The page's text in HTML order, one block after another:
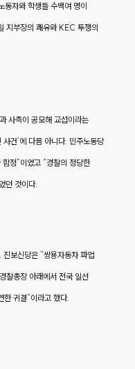
자와 학생들 수백여 명이
지부장의 쾌유와 KEC 투쟁의
사측이 공모해 교섭이라는
건’에 다름 아니다. 민주노동당
정”이었고 “경찰의 정당한
던 것이다.
보신당은 “쌍용자동차 파업
찰총장 아래에서 전국 일선
한 귀결”이라고 했다.